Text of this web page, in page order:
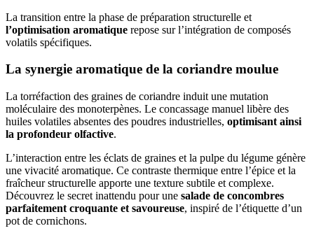
La transition entre la phase de préparation structurelle et
l’optimisation aromatique repose sur l’intégration de composés
volatils spécifiques.
La synergie aromatique de la coriandre moulue
La torréfaction des graines de coriandre induit une mutation
moléculaire des monoterpènes. Le concassage manuel libère des
huiles volatiles absentes des poudres industrielles, optimisant ainsi
la profondeur olfactive.
L’interaction entre les éclats de graines et la pulpe du légume génère
une vivacité aromatique. Ce contraste thermique entre l’épice et la
fraîcheur structurelle apporte une texture subtile et complexe.
Découvrez le secret inattendu pour une salade de concombres
parfaitement croquante et savoureuse, inspiré de l’étiquette d’un
pot de cornichons.